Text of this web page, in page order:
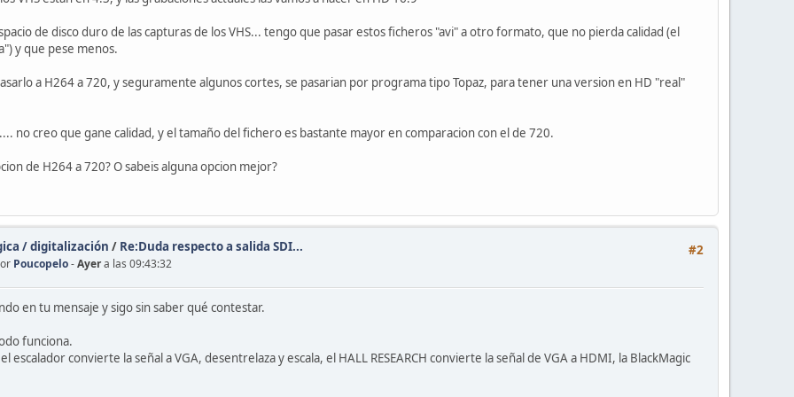
de disco duro de las capturas de los VHS... tengo que pasar estos ficheros "avi" a otro formato, que no pierda calidad (el
y que pese menos.
a H264 a 720, y seguramente algunos cortes, se pasarian por programa tipo Topaz, para tener una version en HD "real"
no creo que gane calidad, y el tamaño del fichero es bastante mayor en comparacion con el de 720.
de H264 a 720? O sabeis alguna opcion mejor?
#2
/ digitalización / Re:Duda respecto a salida SDI...
Poucopelo-Ayera las 09:43:32
en tu mensaje y sigo sin saber qué contestar.
funciona.
escalador convierte la señal a VGA, desentrelaza y escala, el HALL RESEARCH convierte la señal de VGA a HDMI, la BlackMagic